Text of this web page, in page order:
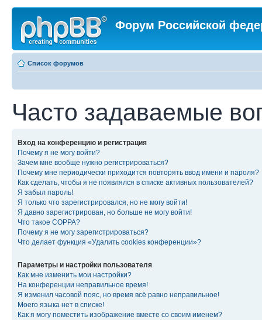
Форум Российской
Список форумов
Часто задаваемые
Вход на конференцию и регистрация
Почему я не могу войти?
Зачем мне вообще нужно регистрироваться?
Почему мне периодически приходится повторять ввод имени и пароля?
Как сделать, чтобы я не появлялся в списке активных пользователей?
Я забыл пароль!
Я только что зарегистрировался, но не могу войти!
Я давно зарегистрирован, но больше не могу войти!
Что такое COPPA?
Почему я не могу зарегистрироваться?
Что делает функция «Удалить cookies конференции»?
Параметры и настройки пользователя
Как мне изменить мои настройки?
На конференции неправильное время!
Я изменил часовой пояс, но время всё равно неправильное!
Моего языка нет в списке!
Как я могу поместить изображение вместе со своим именем?